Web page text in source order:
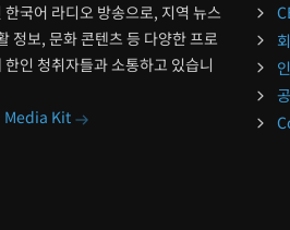
한국어 라디오 방송으로, 지역 뉴스
정보, 문화 콘텐츠 등 다양한 프로
한인 청취자들과 소통하고 있습니
Kit